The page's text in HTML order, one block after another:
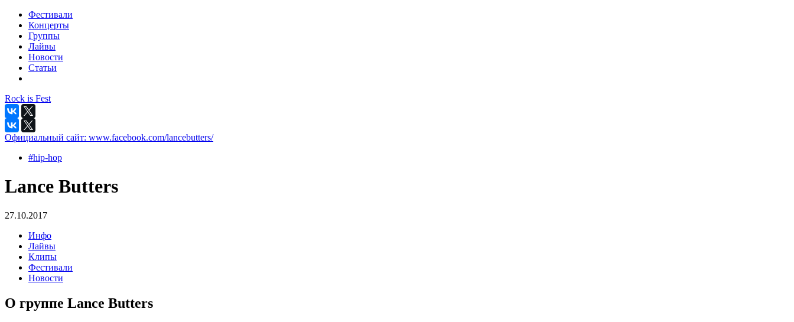
Фестивали
Концерты
Группы
Лайвы
Новости
Статьи
Rock is Fest
Официальный сайт: www.facebook.com/lancebutters/
#hip-hop
Lance Butters
27.10.2017
Инфо
Лайвы
Клипы
Фестивали
Новости
О группе Lance Butters